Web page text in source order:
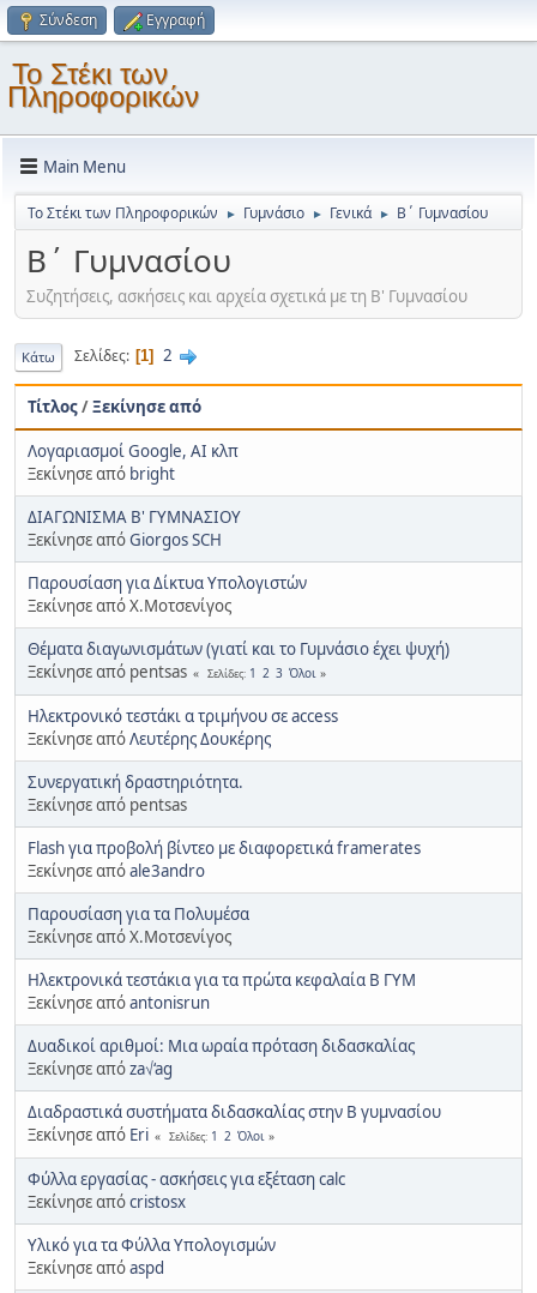
Σύνδεση Εγγραφή
Το Στέκι των
Πληροφορικών
Main Menu
Το Στέκι των Πληροφορικών ► Γυμνάσιο ► Γενικά ► Β΄ Γυμνασίου
Β΄ Γυμνασίου
Συζητήσεις, ασκήσεις και αρχεία σχετικά με τη Β' Γυμνασίου
Κάτω Σελίδες 1 2
Τίτλος/Ξεκίνησε από
Λογαριασμοί Google, AI κλπ
Ξεκίνησε από bright
ΔΙΑΓΩΝΙΣΜΑ Β' ΓΥΜΝΑΣΙΟΥ
Ξεκίνησε απόGiorgos SCH
Παρουσίαση για Δίκτυα Υπολογιστών
Ξεκίνησε από Χ.Μοτσενίγος
Θέματα διαγωνισμάτων (γιατί και το Γυμνάσιο έχει ψυχή)
Ξεκίνησε από pentsas
Σελίδες 1 2 3 Όλοι
Ηλεκτρονικό τεστάκι α τριμήνου σε access
Ξεκίνησε απόΛευτέρης Δουκέρης
Συνεργατική δραστηριότητα.
Ξεκίνησε από pentsas
Flash για προβολή βίντεο με διαφορετικά framerates
Ξεκίνησε απόale3andro
Παρουσίαση για τα Πολυμέσα
Ξεκίνησε από Χ.Μοτσενίγος
Ηλεκτρονικά τεστάκια για τα πρώτα κεφαλαία Β ΓΥΜ
Ξεκίνησε απόantonisrun
Δυαδικοί αριθμοί: Μια ωραία πρόταση διδασκαλίας
Ξεκίνησε απόza√‘ag
Διαδραστικά συστήματα διδασκαλίας στην Β γυμνασίου
Ξεκίνησε από Eri Σελίδες 1 2 Όλοι
Φύλλα εργασίας - ασκήσεις για εξέταση calc
Ξεκίνησε απόcristosx
Υλικό για τα Φύλλα Υπολογισμών
Ξεκίνησε απόaspd